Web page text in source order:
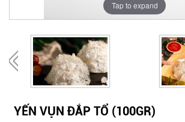
Tap to expand
YẾN VỤN ĐẮP TỔ (100GR)